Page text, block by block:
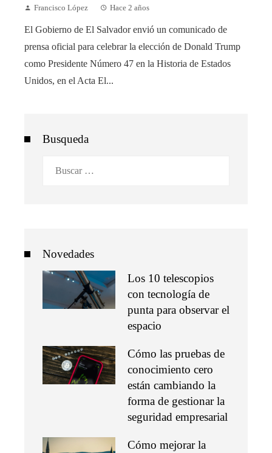
Francisco López Hace 2 años
El Gobierno de El Salvador envió un comunicado de
prensa oficial para celebrar la elección de Donald Trump
como Presidente Número 47 en la Historia de Estados
Unidos, en el Acta El...
Busqueda
Novedades
Los 10 telescopios
con tecnología de
punta para observar el
espacio
Cómo las pruebas de
conocimiento cero
están cambiando la
forma de gestionar la
seguridad empresarial
Cómo mejorar la